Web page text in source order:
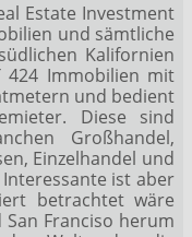
Estate Investment
und sämtliche
Kalifornien
424 Immobilien mit
und bedient
Diese sind
Großhandel,
Einzelhandel und
ist aber
betrachtet wäre
Franciso herum